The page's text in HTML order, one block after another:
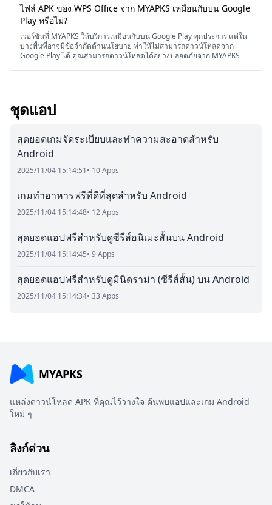
ไฟล์ APK ของ WPS Office จาก MYAPKS เหมือนกับบน Google
Play หรือไม่?
เวอร์ชันที่ MYAPKS ให้บริการเหมือนกับบน Google Play ทุกประการ แต่ใน
บางพื้นที่อาจมีข้อจำกัดด้านนโยบาย ทำให้ไม่สามารถดาวน์โหลดจาก
Google Play ได้ คุณสามารถดาวน์โหลดได้อย่างปลอดภัยจาก MYAPKS
ชุดแอป
สุดยอดเกมจัดระเบียบและทำความสะอาดสำหรับ
Android
2025/11/04 15:14:51• 10 Apps
เกมทำอาหารฟรีที่ดีที่สุดสำหรับ Android
2025/11/04 15:14:48• 12 Apps
สุดยอดแอปฟรีสำหรับดูซีรีส์อนิเมะสั้นบน Android
2025/11/04 15:14:45• 9 Apps
สุดยอดแอปฟรีสำหรับดูมินิดราม่า (ซีรีส์สั้น) บน Android
2025/11/04 15:14:34• 33 Apps
MYAPKS
แหล่งดาวน์โหลด APK ที่คุณไว้วางใจ ค้นพบแอปและเกม Android
ใหม่ ๆ
ลิงก์ด่วน
เกี่ยวกับเรา
DMCA